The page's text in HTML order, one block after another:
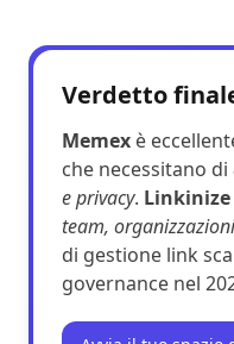
Verdetto
Memex è
che necessitano di
e privacy. Linkinize
team,
di gestione link
governance nel